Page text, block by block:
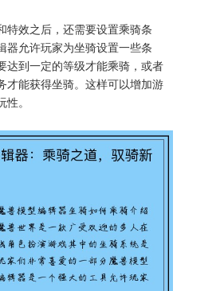
特效之后，还需要设置乘骑条
器允许玩家为坐骑设置一些条
达到一定的等级才能乘骑，或者
才能获得坐骑。这样可以增加游
性。